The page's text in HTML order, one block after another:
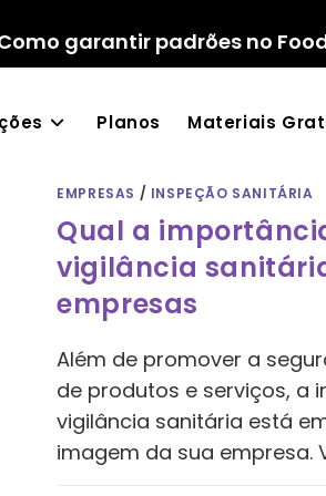
garantir padrões no
Planos Materiais
EMPRESAS / INSPEÇÃO SANITÁRIA
Qual a
vigilância
empresas
Além de promover a
de produtos e serviços, a
vigilância sanitária está
imagem da sua empresa.